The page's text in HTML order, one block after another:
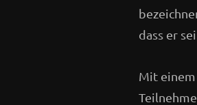
dass er
Mit